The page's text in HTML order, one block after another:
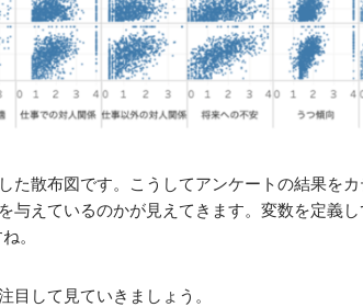
た散布図です。こうしてアンケートの結果を
与えているのかが見えてきます。変数を定義
。
目して見ていきましょう。